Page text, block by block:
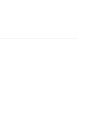
9W NNP72254/